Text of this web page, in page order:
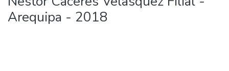
Arequipa - 2018